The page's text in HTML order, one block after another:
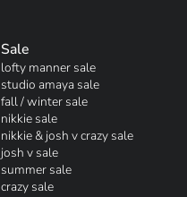
Sale
lofty manner sale
studio amaya sale
fall / winter sale
nikkie sale
nikkie & josh v crazy sale
josh v sale
summer sale
crazy sale